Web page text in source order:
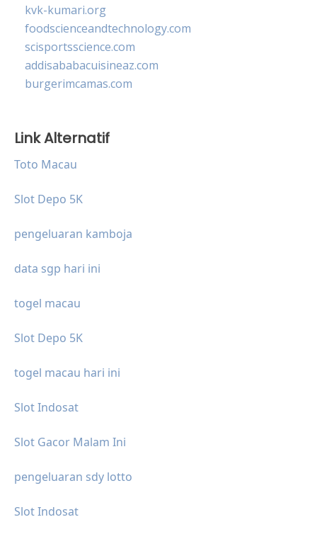
kvk-kumari.org
foodscienceandtechnology.com
scisportsscience.com
addisababacuisineaz.com
burgerimcamas.com
Link Alternatif
Toto Macau
Slot Depo 5K
pengeluaran kamboja
data sgp hari ini
togel macau
Slot Depo 5K
togel macau hari ini
Slot Indosat
Slot Gacor Malam Ini
pengeluaran sdy lotto
Slot Indosat